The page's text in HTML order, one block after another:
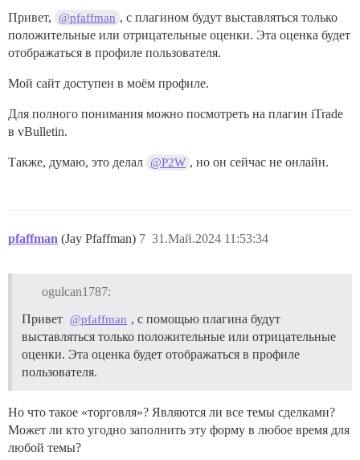
Привет, @pfaffman , с плагином будут выставляться только
положительные или отрицательные оценки. Эта оценка будет
отображаться в профиле пользователя.
Мой сайт доступен в моём профиле.
Для полного понимания можно посмотреть на плагин iTrade
в vBulletin.
Также, думаю, это делал @P2W , но он сейчас не онлайн.
pfaffman (Jay Pfaffman) 31.Май.2024 11:53:34
7
ogulcan1787:
Привет @pfaffman , с помощью плагина будут
выставляться только положительные или отрицательные
оценки. Эта оценка будет отображаться в профиле
пользователя.
Но что такое «торговля»? Являются ли все темы сделками?
Может ли кто угодно заполнить эту форму в любое время для
любой темы?